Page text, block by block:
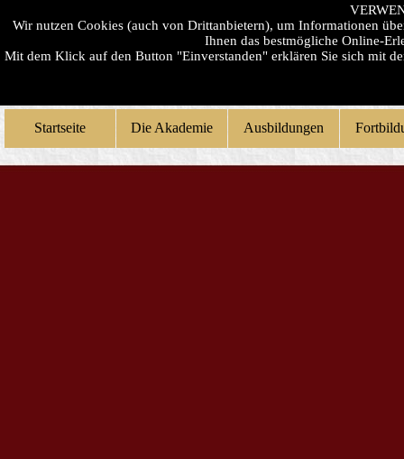
Wir nutzen Cookies (auch von Drittanbietern), um Informationen
Ihnen das bestmögliche Online-
Mit dem Klick auf den Button "Einverstanden" erklären Sie sich mit
Startseite Die Akademie Ausbildungen